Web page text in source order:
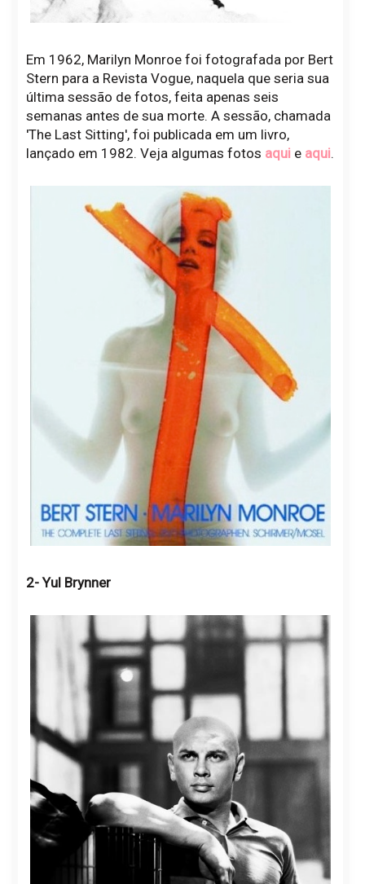
Em 1962, Marilyn Monroe foi fotografada por Bert
Stern para a Revista Vogue, naquela que seria sua
última sessão de fotos, feita apenas seis
semanas antes de sua morte. A sessão, chamada
'The Last Sitting', foi publicada em um livro,
lançado em 1982. Veja algumas fotos aqui e aqui.
2- Yul Brynner